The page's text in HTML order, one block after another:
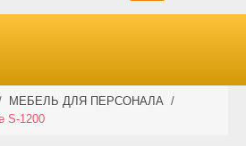
МЕБЕЛЬ ДЛЯ ПЕРСОНАЛА /
S-1200